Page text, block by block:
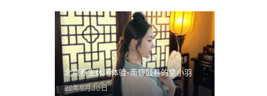
北京养生休闲体验-南锣鼓巷的皇小羽
22年9月30日